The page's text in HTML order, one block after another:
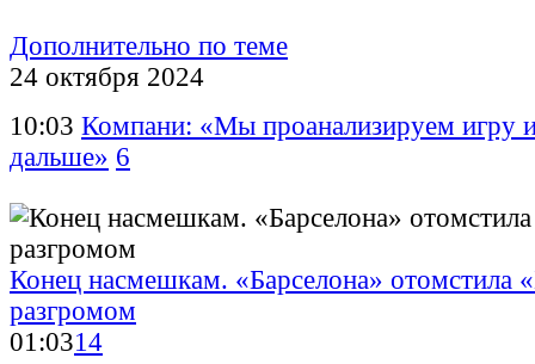
Дополнительно по теме
24 октября 2024
10:03 Компани: «Мы проанализируем игру и
дальше» 6
Конец насмешкам. «Барселона» отомстила
разгромом
01:0314